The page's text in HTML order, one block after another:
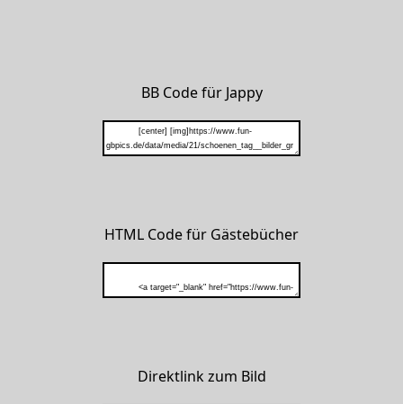
BB Code für Jappy
HTML Code für Gästebücher
Direktlink zum Bild